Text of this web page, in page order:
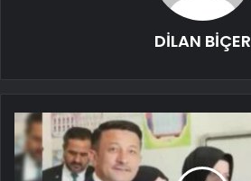
DİLAN BİÇER